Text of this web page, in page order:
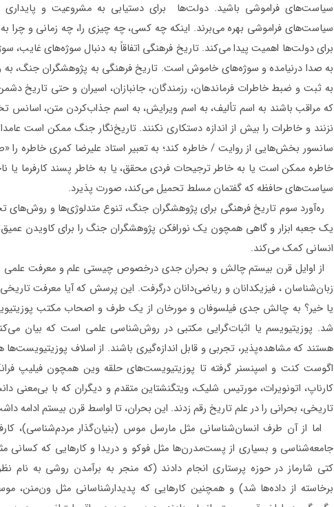
سیاست‌های فراموشی باشید. دولت‌ها برای دستیابی به مشروعیت و پایداری
سیاست‌های فراموشی بهره می‌برند. اینکه چه کسی، چه چیزی را، چه زمانی و چرا به
برای دولت‌ها اهمیت پیدا می‌کند. تاریخ فرهنگی اتفاقاً به دنبال سوژه‌های غایب،
به صدا درنیامده و سوژه‌های خاموش است. تاریخ فرهنگی به پژوهشگران جنگ، به
به ثبت و ضبط خاطرات فرماندهان، رزمندگان، جانبازان، اسیران و حتی تاریخ
که مراقب باشند به اسم تألیف، به اسم ویرایش، به اسم جذاب‌کردن متن، اسانس
نزنند و خاطرات را بیش از اندازه دستکاری نکنند. تاریخ‌نگار جنگ ممکن است
سانسور بخش‌هایی از روایت / خاطره کند؛ به تعبیر استاد علیرضا کمری خاطره را
خاطره ممکن است یا به خاطر ترجیحات فردی محقق، یا به خاطر پسند کارفرما یا
سیاست‌های حافظه که گفتمان مسلط تحمیل می‌کند، صورت پذیرد.
ره‌آورد سوم تاریخ فرهنگی برای پژوهشگران جنگ، تنوع متدلوژی‌ها و
یک جعبه ابزار و گاهی همچون یک نورافکن پژوهشگران جنگ را برای کاویدن
انسانی کمک می‌کند.
از اوایل قرن بیستم چالش و بحران جدی درخصوص چیستی علم و معرفت علمی
زبان‌شناسان ، فیزیکدانان و ریاضی‌دانان درگرفت. این پرسش که آیا معرفت
یا خیر؟ به چالش جدی فیلسوفان و مورخان از یک طرف و اصحاب مکتب
شد. پوزیتیویسم یا اثبات‌گرایی مکتبی در روش‌شناسی علمی است که بیان
هستند که مشاهده‌پذیر، تجربی و قابل اندازه‌‌گیری باشند. از اسلاف
اگوست کنت و اسپنسنر گرفته تا پوزیتیویست‌های حلقه وین همچون فیلیپ
کارناپ، اتونویرات، مورتیس شلیک، ویتگنشتاین متقدم و دیگران که با بی‌معنی
تاریخی، بحرانی را در علم تاریخ رقم زدند. این بحران، تا اواسط قرن بیستم ادامه
اما از آن طرف انسان‌شناسانی مثل مارسل موس (بنیان‌گذار مردم‌شناسی)،
جامعه‌شناسی و بسیاری از پست‌مدرن‌ها مثل فوکو و دریدا و کارهایی که کسانی
کتی شارماز در حوزه پرستاری انجام دادند (که منجر به برآمدن روشی به نام
برخاسته از داده‌ها شد) و همچنین کارهایی که پدیدارشناسانی مثل ون‌منن،